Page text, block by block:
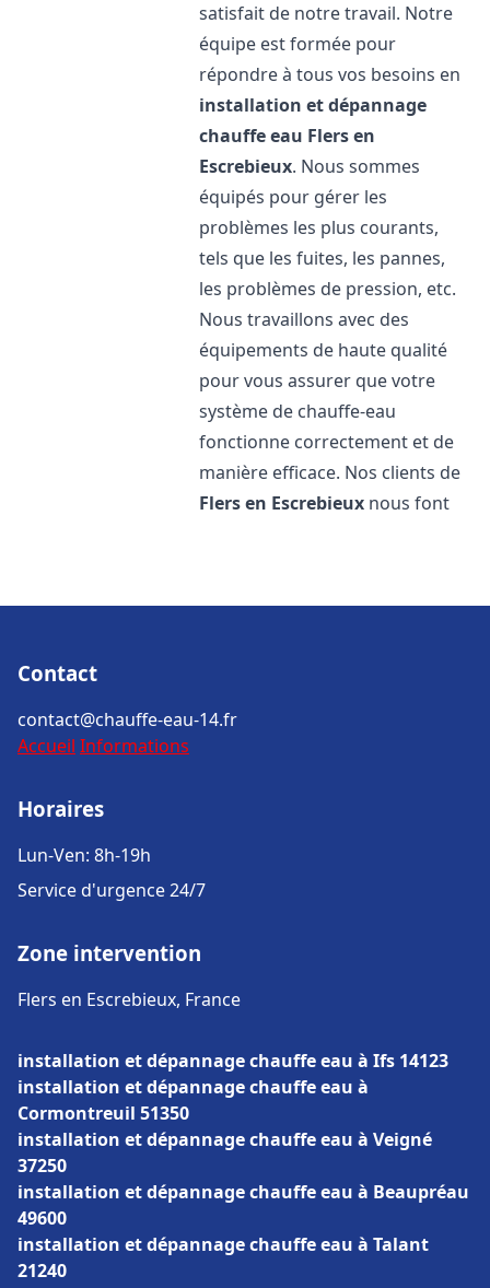
satisfait de notre travail. Notre
équipe est formée pour
répondre à tous vos besoins en
installation et dépannage
chauffe eau Flers en
Escrebieux. Nous sommes
équipés pour gérer les
problèmes les plus courants,
tels que les fuites, les pannes,
les problèmes de pression, etc.
Nous travaillons avec des
équipements de haute qualité
pour vous assurer que votre
système de chauffe-eau
fonctionne correctement et de
manière efficace. Nos clients de
Flers en Escrebieux nous font
Contact
contact@chauffe-eau-14.fr
Accueil Informations
Horaires
Lun-Ven: 8h-19h
Service d'urgence 24/7
Zone intervention
Flers en Escrebieux, France
installation et dépannage chauffe eau à Ifs 14123
installation et dépannage chauffe eau à
Cormontreuil 51350
installation et dépannage chauffe eau à Veigné
37250
installation et dépannage chauffe eau à Beaupréau
49600
installation et dépannage chauffe eau à Talant
21240